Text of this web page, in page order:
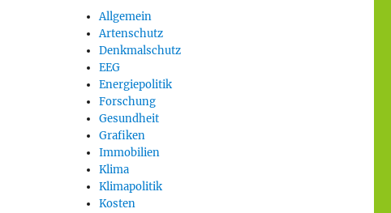
Allgemein
Artenschutz
Denkmalschutz
EEG
Energiepolitik
Forschung
Gesundheit
Grafiken
Immobilien
Klima
Klimapolitik
Kosten